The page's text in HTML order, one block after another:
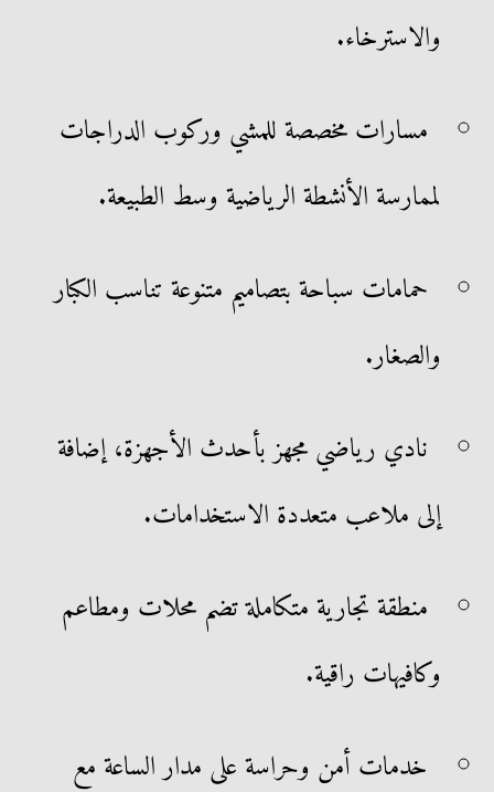
والاسترخاء.
مسارات مخصصة للمشي وركوب الدراجات
لممارسة الأنشطة الرياضية وسط الطبيعة.
حمامات سباحة بتصاميم متنوعة تناسب الكبار
والصغار.
نادي رياضي مجهز بأحدث الأجهزة، إضافة
إلى ملاعب متعددة الاستخدامات.
منطقة تجارية متكاملة تضم محلات ومطاعم
وكافيهات راقية.
خدمات أمن وحراسة على مدار الساعة مع